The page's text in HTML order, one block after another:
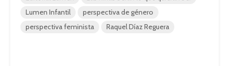
Lumen Infantil
perspectiva de género
perspectiva feminista
Raquel Díaz Reguera